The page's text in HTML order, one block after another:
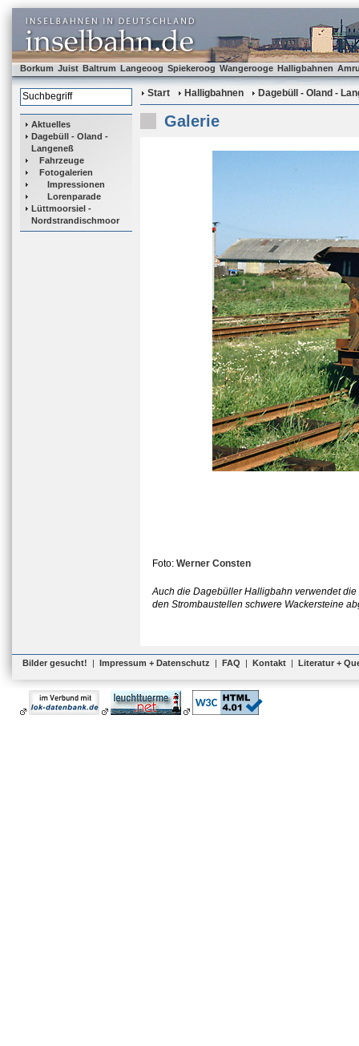
Borkum Juist Baltrum Langeoog Spiekeroog Wangerooge Halligbahnen
Aktuelles
Dagebüll - Oland -
Langeneß
Fahrzeuge
Fotogalerien
Impressionen
Lorenparade
Lüttmoorsiel -
Nordstrandischmoor
Start Halligbahnen Dagebüll - Oland -
Galerie
Foto: Werner Consten
Auch die Dagebüller Halligbahn verwendet
den Strombaustellen schwere Wackersteine
Bilder gesucht! | Impressum + Datenschutz | FAQ | Kontakt | Literatur +